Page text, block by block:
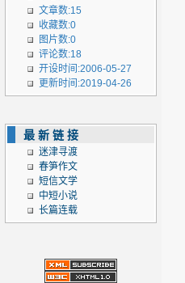
文章数:15
收藏数:0
图片数:0
评论数:18
开设时间:2006-05-27
更新时间:2019-04-26
最新链接
迷津寻渡
春笋作文
短信文学
中短小说
长篇连载